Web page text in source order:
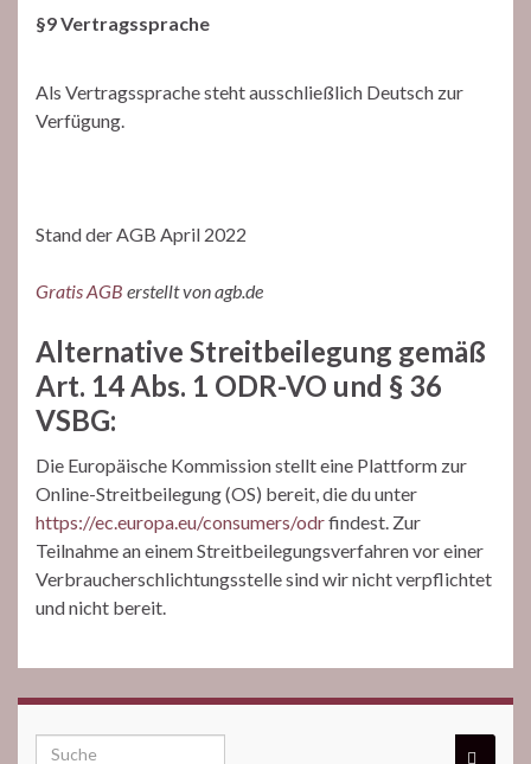
§9 Vertragssprache
Als Vertragssprache steht ausschließlich Deutsch zur
Verfügung.
Stand der AGB April 2022
Gratis AGB erstellt von agb.de
Alternative Streitbeilegung gemäß
Art. 14 Abs. 1 ODR-VO und § 36
VSBG:
Die Europäische Kommission stellt eine Plattform zur
Online-Streitbeilegung (OS) bereit, die du unter
https://ec.europa.eu/consumers/odrfindest. Zur
Teilnahme an einem Streitbeilegungsverfahren vor einer
Verbraucherschlichtungsstelle sind wir nicht verpflichtet
und nicht bereit.